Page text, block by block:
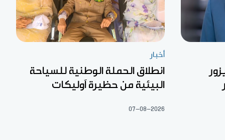
أخبار
انطلاق الحملة الوطنية للسياحة
البيئية من حظيرة آوليكات
07-08-2026